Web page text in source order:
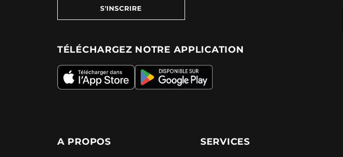
S'INSCRIRE
TÉLÉCHARGEZ NOTRE APPLICATION
A PROPOS SERVICES